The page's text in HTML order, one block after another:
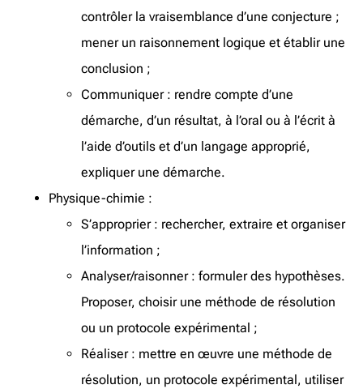
contrôler la vraisemblance d’une conjecture ;
mener un raisonnement logique et établir une
conclusion ;
Communiquer : rendre compte d’une
démarche, d’un résultat, à l’oral ou à l’écrit à
l’aide d’outils et d’un langage approprié,
expliquer une démarche.
Physique-chimie :
S’approprier : rechercher, extraire et organiser
l’information ;
Analyser/raisonner : formuler des hypothèses.
Proposer, choisir une méthode de résolution
ou un protocole expérimental ;
Réaliser : mettre en œuvre une méthode de
résolution, un protocole expérimental, utiliser